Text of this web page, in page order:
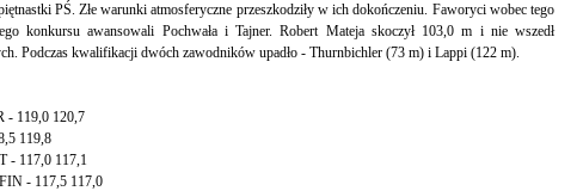
PŚ. Złe warunki atmosferyczne przeszkodziły w ich dokończeniu. Faworyci wobec tego
konkursu awansowali Pochwała i Tajner. Robert Mateja skoczył 103,0 m i nie wszedł
Podczas kwalifikacji dwóch zawodników upadło - Thurnbichler (73 m) i Lappi (122 m).
- 119,0 120,7
119,8
- 117,0 117,1
- 117,5 117,0